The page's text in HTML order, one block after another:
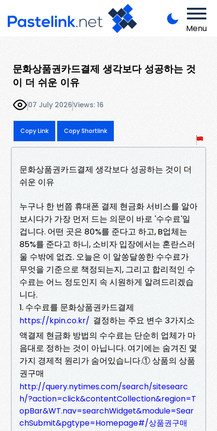
Menu
문화상품권카드결제 생각보다 성공하는 것
이 더 쉬운 이유
07 July 2026Views: 16
Copy Link Copy Shortlink
문화상품권카드결제 생각보다 성공하는 것이 더
쉬운 이유
누구나 한 번쯤 휴대폰 결제 현금화 서비스를 알아
보시다가 가장 먼저 드는 의문이 바로 '수수료'일
겁니다. 어떤 곳은 80%를 준다고 하고, B업체는
85%를 준다고 하니, 소비자 입장에서는 혼란스러
울 수밖에 없죠. 오늘은 이 알쏭달쏭한 수수료가
무엇을 기준으로 책정되는지, 그리고 합리적인 수
수료는 어느 정도인지 속 시원하게 알려드리겠습
니다.
1. 수수료를 문화상품권카드결제
https://kpin.co.kr/ 결정하는 주요 변수 3가지소
액결제 현금화 방법의 수수료는 단순히 업체가 마
음대로 정하는 것이 아닙니다. 여기에는 숨겨진 몇
가지 경제적 원리가 숨어있습니다.① 상품의 상품
권구매
http://query.nytimes.com/search/sitesearc
h/?action=click&contentCollection&region=T
opBar&WT.nav=searchWidget&module=Sear
chSubmit&pgtype=Homepage#/상품권구매